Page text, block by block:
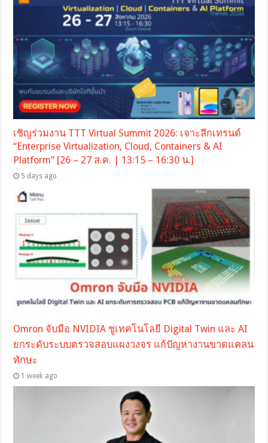
เชิญร่วมงาน TTT Virtual Summit 2026: เจาะลึกเทรนด์
“Enterprise Virtualization, Cloud, Containers & AI
Platform” [26 – 27 ส.ค. | 13:15 – 16:30 น.]
5 days ago
Omron จับมือ NVIDIA ชูเทคโนโลยี Digital Twin และ AI
ยกระดับระบบตรวจสอบแผงวงจร แก้ปัญหางานขาดแคลน
ทักษะ
1 week ago